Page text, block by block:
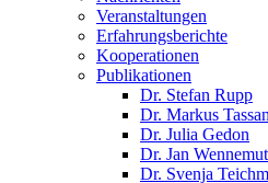
Veranstaltungen
Erfahrungsberichte
Kooperationen
Publikationen
Dr. Stefan Rupp
Dr. Markus
Dr. Julia Gedon
Dr. Jan
Dr. Svenja